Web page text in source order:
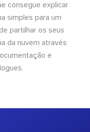
consegue explicar
simples para um
partilhar os seus
da nuvem através
e